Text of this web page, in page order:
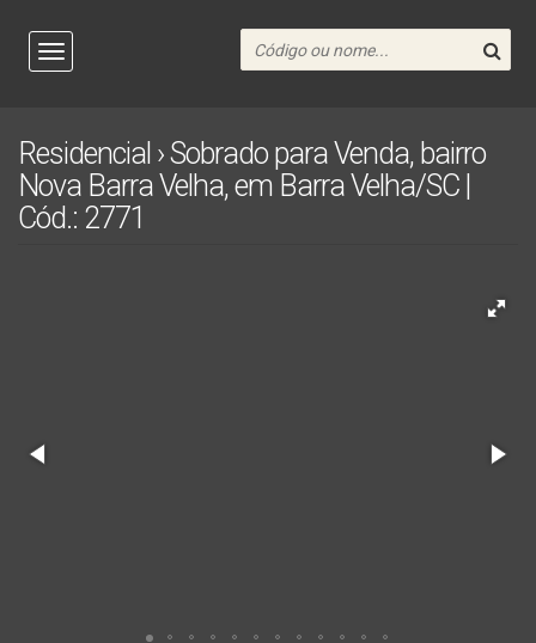
Residencial › Sobrado para Venda, bairro
Nova Barra Velha, em Barra Velha/SC |
Cód.: 2771